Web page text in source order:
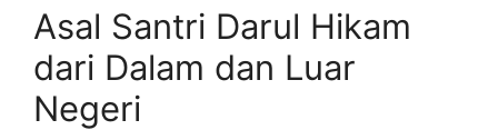
Asal Santri Darul Hikam
dari Dalam dan Luar
Negeri